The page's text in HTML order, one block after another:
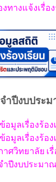
งทางแจ้งเรื่อ
ำปีงบประ
อมูลเรื่องร้อง
อมูลเรื่องร้อง
าศวิทยาลัย เ
ำปีงบประมา